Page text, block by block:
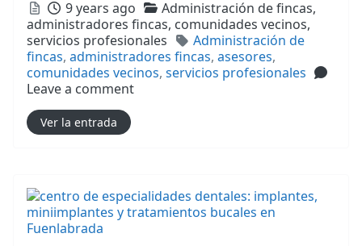
Posted
9 years ago Categories
Administración de fincas,
administradores fincas, comunidades vecinos,
servicios profesionales
Tags
Administración de
fincas, administradores fincas, asesores,
comunidades vecinos, servicios profesionales
Leave a comment
Ver la entrada